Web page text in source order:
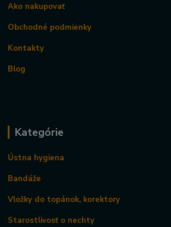
Ako nakupovať
Obchodné podmienky
Kontakty
Blog
Kategórie
Ústna hygiena
Bandáže
Vložky do topánok, korektory
Starostlivosť o nechty